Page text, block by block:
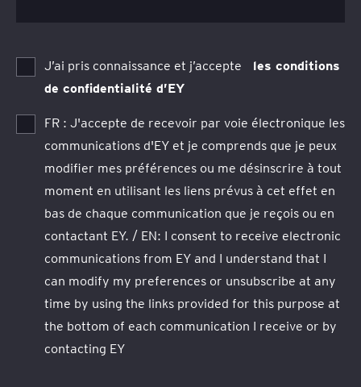
J’ai pris connaissance et j’accepte
les conditions
de confidentialité d’EY
FR : J'accepte de recevoir par voie électronique les
communications d'EY et je comprends que je peux
modifier mes préférences ou me désinscrire à tout
moment en utilisant les liens prévus à cet effet en
bas de chaque communication que je reçois ou en
contactant EY. / EN: I consent to receive electronic
communications from EY and I understand that I
can modify my preferences or unsubscribe at any
time by using the links provided for this purpose at
the bottom of each communication I receive or by
contacting EY